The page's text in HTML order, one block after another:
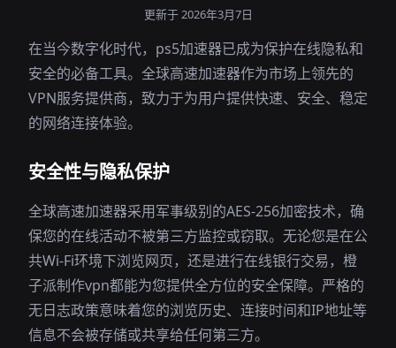
更新于 2026年3月7日
在当今数字化时代，ps5加速器已成为保护在线隐私和
安全的必备工具。全球高速加速器作为市场上领先的
VPN服务提供商，致力于为用户提供快速、安全、稳定
的网络连接体验。
安全性与隐私保护
全球高速加速器采用军事级别的AES-256加密技术，确
保您的在线活动不被第三方监控或窃取。无论您是在公
共Wi-Fi环境下浏览网页，还是进行在线银行交易，橙
子派制作vpn都能为您提供全方位的安全保障。严格的
无日志政策意味着您的浏览历史、连接时间和IP地址等
信息不会被存储或共享给任何第三方。